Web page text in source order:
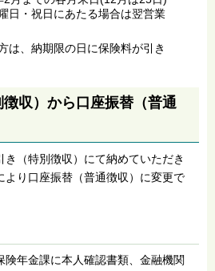
日・祝日にあたる場合は翌営業
は、納期限の日に保険料が引き
収）から口座振替（普通
（特別徴収）にて納めていただき
より口座振替（普通徴収）に変更で
険年金課に本人確認書類、金融機関